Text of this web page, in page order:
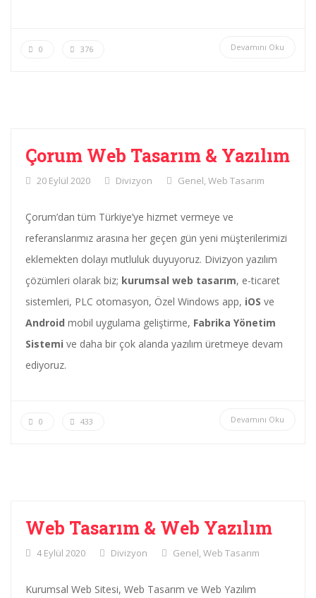
Devamını Oku
0 376
Çorum Web Tasarım & Yazılım
20 Eylül 2020 Divizyon Genel,Web Tasarım
Çorum’dan tüm Türkiye’ye hizmet vermeye ve
referanslarımız arasına her geçen gün yeni müşterilerimizi
eklemekten dolayı mutluluk duyuyoruz. Divizyon yazılım
çözümleri olarak biz; kurumsal web tasarım, e-ticaret
sistemleri, PLC otomasyon, Özel Windows app, iOS ve
Android mobil uygulama geliştirme, Fabrika Yönetim
Sistemi ve daha bir çok alanda yazılım üretmeye devam
ediyoruz.
Devamını Oku
0 433
Web Tasarım & Web Yazılım
4 Eylül 2020 Divizyon Genel,Web Tasarım
Kurumsal Web Sitesi, Web Tasarım ve Web Yazılım